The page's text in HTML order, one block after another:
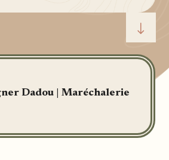
"
Dadou| Maréchalerie